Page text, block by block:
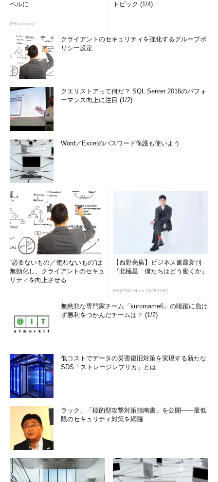
ベルに
PR(arrows)
トピック (1/4)
クライアントのセキュリティを強化するグループポ
リシー設定
クエリストアって何だ？ SQL Server 2016のパフォ
ーマンス向上に注目 (1/2)
Word／Excelのパスワード保護も使いよう
“必要ないもの／使わないもの”は
無効化し、クライアントのセキュ
リティを向上させる
【西野亮廣】ビジネス書最新刊
『北極星 僕たちはどう働くか』
PR(FINCHI on GOETHE)
無慈悲な専門家チーム「kuromame6」の暗躍に負け
ず勝利をつかんだチームは？ (1/2)
低コストでデータの災害復旧対策を実現する新たな
SDS「ストレージレプリカ」とは
ラック、「標的型攻撃対策指南書」を公開――最低
限のセキュリティ対策を網羅